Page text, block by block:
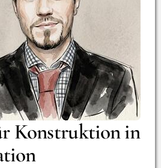
Konstruktion in